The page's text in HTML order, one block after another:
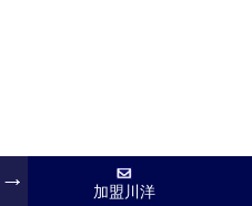
加盟川洋
加盟川洋